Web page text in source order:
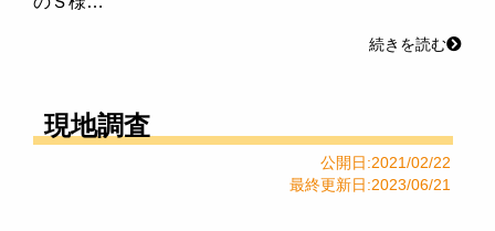
続きを読む
現地調査
公開日:2021/02/22
最終更新日:2023/06/21